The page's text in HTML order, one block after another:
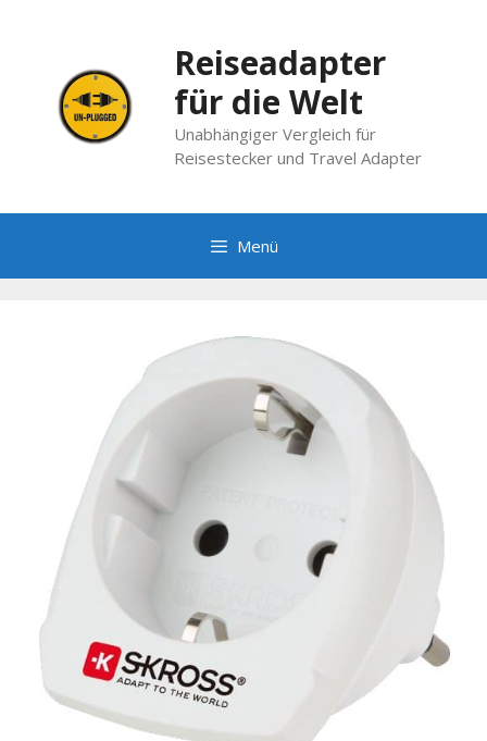
Reiseadapter
für die Welt
Unabhängiger Vergleich für
Reisestecker und Travel Adapter
Menü